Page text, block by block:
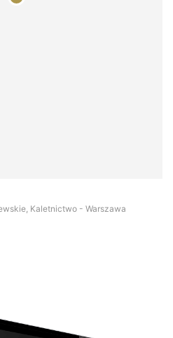
Kaletnictwo - Warszawa